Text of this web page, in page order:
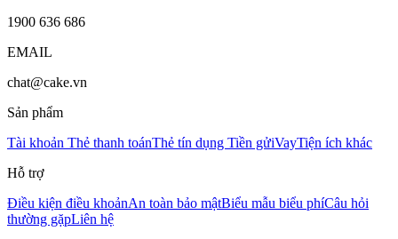
1900 636 686
EMAIL
chat@cake.vn
Sản phẩm
Tài khoản Thẻ thanh toánThẻ tín dụng Tiền gửiVayTiện ích khác
Hỗ trợ
Điều kiện điều khoảnAn toàn bảo mậtBiểu mẫu biểu phíCâu hỏi
thường gặpLiên hệ